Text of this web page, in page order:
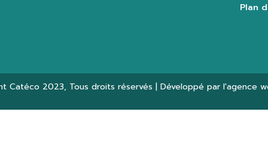
Plan
Catéco 2023, Tous droits réservés | Développé par l'agence